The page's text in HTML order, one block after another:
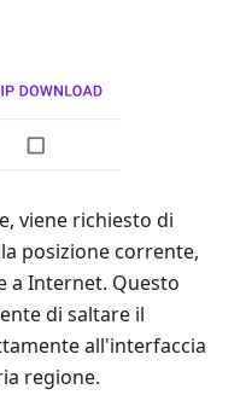
viene richiesto di
posizione corrente,
a Internet. Questo
di saltare il
all'interfaccia
regione.